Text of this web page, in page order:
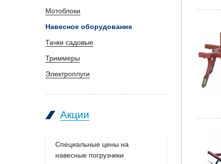
Мотоблоки
Навесное оборудование
Тачки садовые
Триммеры
Электроплуги
Акции
Специальные цены на
навесные погрузчики
Большое